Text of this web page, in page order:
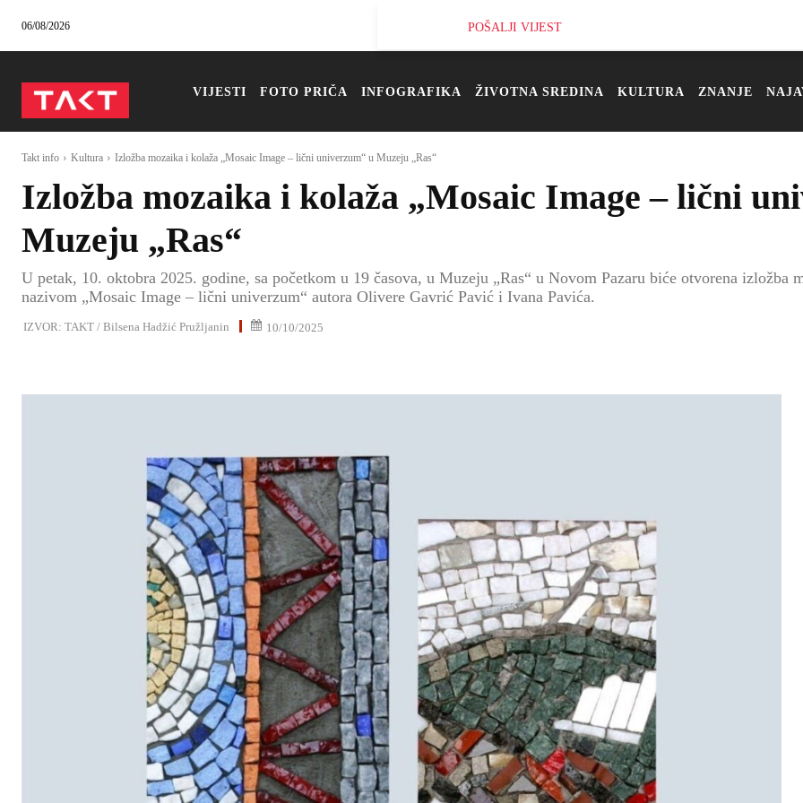
06/08/2026 POŠALJI VIJEST
VIJESTI FOTO PRIČA INFOGRAFIKA ŽIVOTNA SREDINA KULTURA ZNANJE
Takt info Kultura Izložba mozaika i kolaža „Mosaic Image – lični univerzum“ u Muzeju „Ras“
Izložba mozaika i kolaža „Mosaic Image – lični
Muzeju „Ras“
U petak, 10. oktobra 2025. godine, sa početkom u 19 časova, u Muzeju „Ras“ u Novom Pazaru biće otvorena izložba
nazivom „Mosaic Image – lični univerzum“ autora Olivere Gavrić Pavić i Ivana Pavića.
IZVOR: TAKT / Bilsena Hadžić Pružljanin 10/10/2025